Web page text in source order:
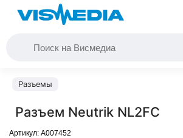
Разъемы
Разъем Neutrik NL2FC
Артикул: A007452